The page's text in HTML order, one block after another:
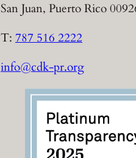
San Juan, Puerto Rico
T: 787 516 2222
info@cdk-pr.org